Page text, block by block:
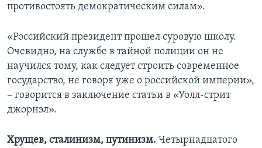
противостоять демократическим силам».
«Российский президент прошел суровую школу.
Очевидно, на службе в тайной полиции он не
научился тому, как следует строить современное
государство, не говоря уже о российской империи»,
– говорится в заключение статьи в «Уолл-стрит
джорнэл».
Хрущев, сталинизм, путинизм. Четырнадцатого